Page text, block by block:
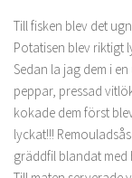
Till fisken blev det
Potatisen blev riktigt
Sedan la jag dem i
peppar, pressad
kokade dem först
lyckat!!!
gräddfil blandat